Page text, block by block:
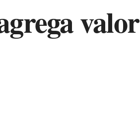
valor